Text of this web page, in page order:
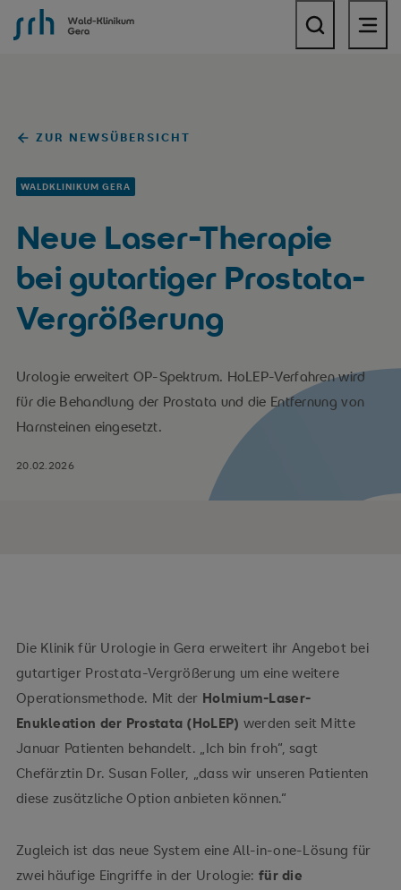
SRH Wald-Klinikum Gera
ZUR NEWSÜBERSICHT
WALDKLINIKUM GERA
Neue Laser-Therapie
bei gutartiger Prostata-
Vergrößerung
Urologie erweitert OP-Spektrum. HoLEP-Verfahren wird
für die Behandlung der Prostata und die Entfernung von
Harnsteinen eingesetzt.
20.02.2026
Die Klinik für Urologie in Gera erweitert ihr Angebot bei
gutartiger Prostata-Vergrößerung um eine weitere
Operationsmethode. Mit der Holmium-Laser-
Enukleation der Prostata (HoLEP) werden seit Mitte
Januar Patienten behandelt. „Ich bin froh“, sagt
Chefärztin Dr. Susan Foller, „dass wir unseren Patienten
diese zusätzliche Option anbieten können.“
Zugleich ist das neue System eine All-in-one-Lösung für
zwei häufige Eingriffe in der Urologie: für die